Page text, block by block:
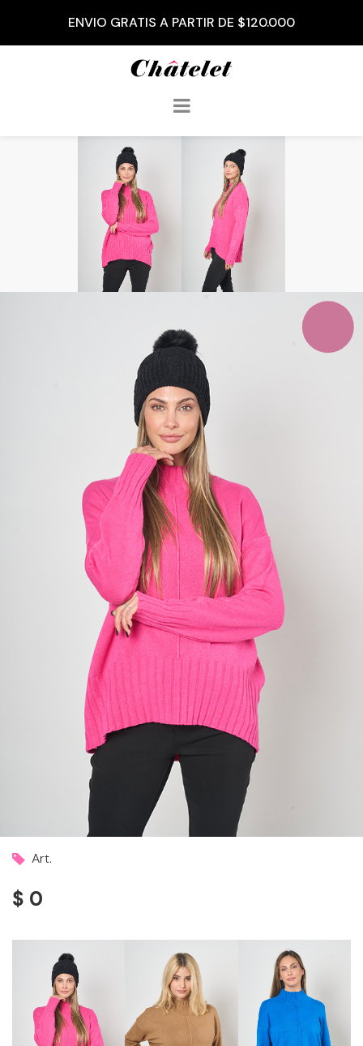
ENVIO GRATIS A PARTIR DE $120.000
Art.
$ 0